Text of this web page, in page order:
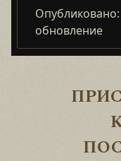
обновление